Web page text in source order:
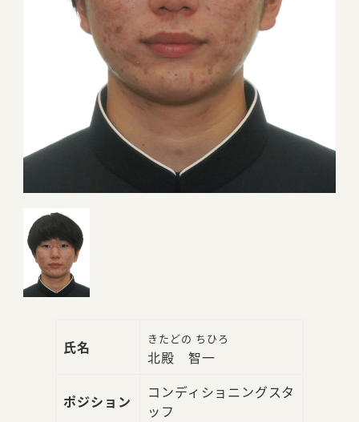
氏名 きたどの ちひろ
北殿 智一
ポジション
コンディショニングスタ
ッフ